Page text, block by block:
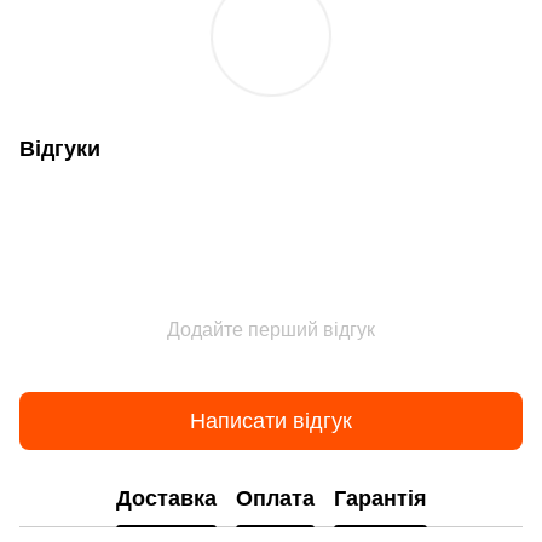
Відгуки
Додайте перший відгук
Написати відгук
Доставка Оплата Гарантія